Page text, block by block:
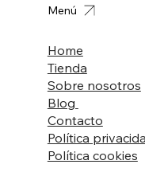
Home
Tienda
Sobre nosotros
Blog
Contacto
Política
Política cookies
Menú